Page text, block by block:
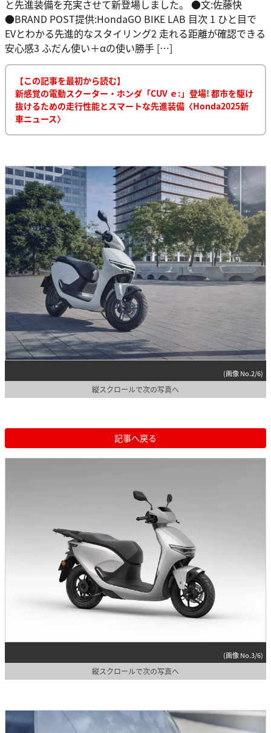
と先進装備を充実させて新登場しました。 ●文:佐藤快
●BRAND POST提供:HondaGO BIKE LAB 目次 1 ひと目で
EVとわかる先進的なスタイリング2 走れる距離が確認できる
安心感3 ふだん使い＋αの使い勝手 […]
【この記事を最初から読む】
新感覚の電動スクーター・ホンダ「CUV ｅ:」登場! 都市を駆け
抜けるための走行性能とスマートな先進装備〈Honda2025新
車ニュース〉
(画像 No.2/6)
縦スクロールで次の写真へ
記事へ戻る
(画像 No.3/6)
縦スクロールで次の写真へ